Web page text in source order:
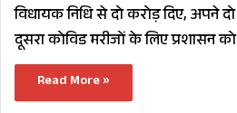
विधायक निधि से दो करोड़ दिए, अपने
दूसरा कोविड मरीजों के लिए प्रशासन
Read More »